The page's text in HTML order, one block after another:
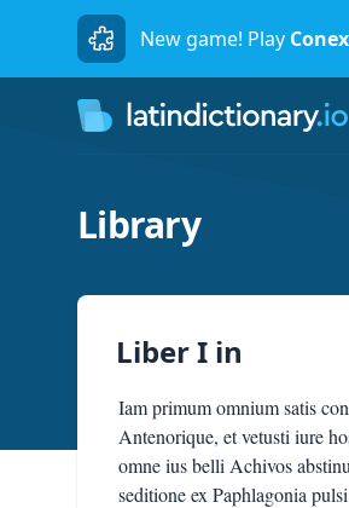
New game! Play
Library
Liber I in
Iam primum omnium satis
Antenorique, et vetusti iure
omne ius belli Achivos
seditione ex Paphlagonia